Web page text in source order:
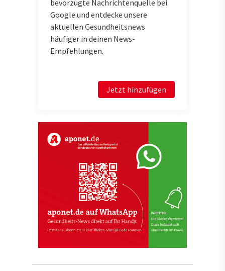
bevorzugte Nachrichtenquelle bei
Google und entdecke unsere
aktuellen Gesundheitsnews
häufiger in deinen News-
Empfehlungen.
Jetzt hinzufügen